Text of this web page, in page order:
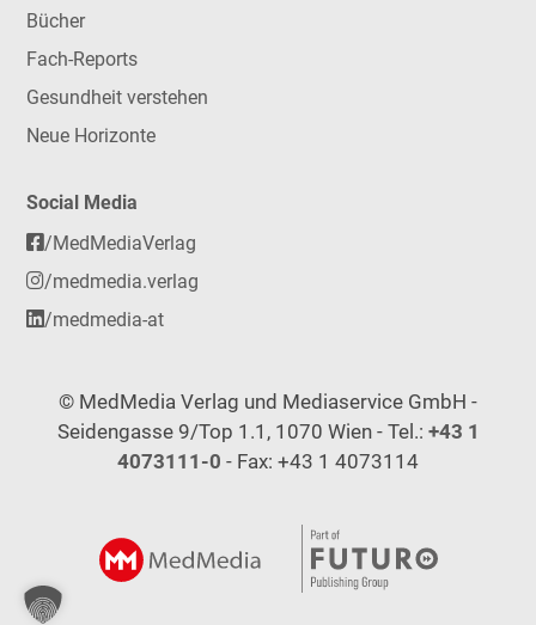
Bücher
Fach-Reports
Gesundheit verstehen
Neue Horizonte
Social Media
/MedMediaVerlag
/medmedia.verlag
/medmedia-at
© MedMedia Verlag und Mediaservice GmbH -
Seidengasse 9/Top 1.1, 1070 Wien - Tel.: +43 1
4073111-0 - Fax: +43 1 4073114